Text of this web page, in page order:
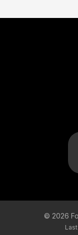
© 2026